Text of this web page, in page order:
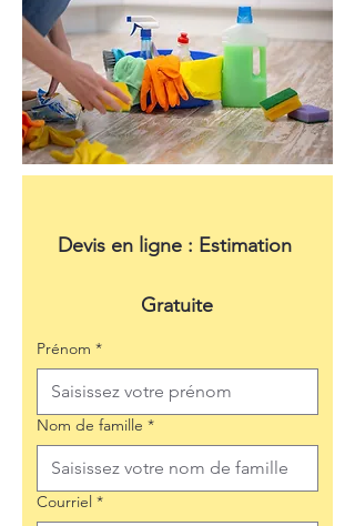
Devis en ligne : Estimation
Gratuite
Prénom *
Nom de famille *
Courriel *